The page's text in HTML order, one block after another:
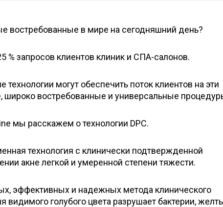
востребованные в мире на сегодняшний день?
% запросов клиентов клиник и СПА-салонов.
могут обеспечить поток клиентов на эти
востребованные и универсальные
мы расскажем о технологии DPC.
технология с клинически подтвержденной
акне легкой и умеренной степени тяжести.
эффективных и надежных метода клинического
видимого голубого цвета разрушает бактерии,